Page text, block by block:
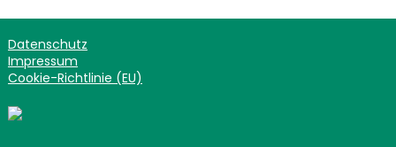
Datenschutz
Impressum
Cookie-Richtlinie (EU)